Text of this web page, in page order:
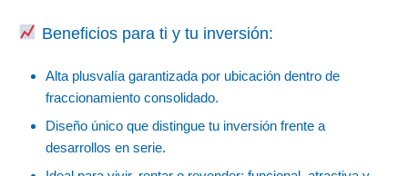
Beneficios para ti y tu inversión:
Alta plusvalía garantizada por ubicación dentro de
fraccionamiento consolidado.
Diseño único que distingue tu inversión frente a
desarrollos en serie.